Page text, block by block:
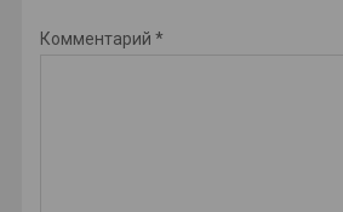
Комментарий *